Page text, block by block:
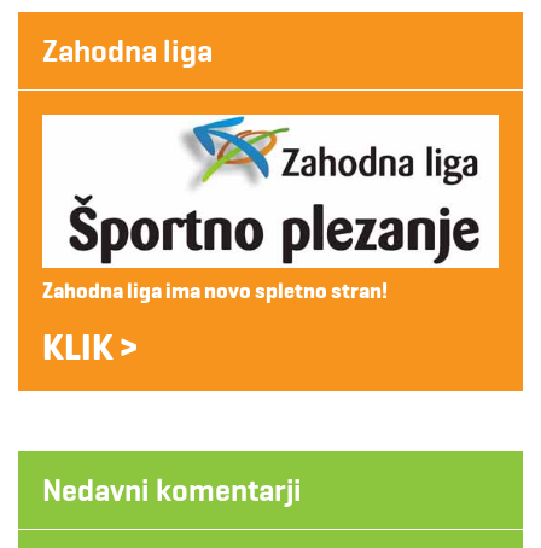
Zahodna liga
Zahodna liga ima novo spletno stran!
KLIK >
Nedavni komentarji